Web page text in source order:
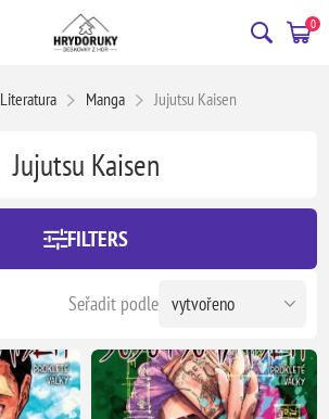
0
Literatura Manga Jujutsu Kaisen
Jujutsu Kaisen
FILTERS
Seřadit podle